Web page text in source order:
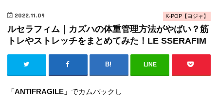
K-POP【ヨジャ】
2022.11.09
ルセラフィム｜カズハの体重管理方法がやばい？筋
トレやストレッチをまとめてみた！LE SSERAFIM
LINE
「ANTIFRAGILE」 でカムバックし